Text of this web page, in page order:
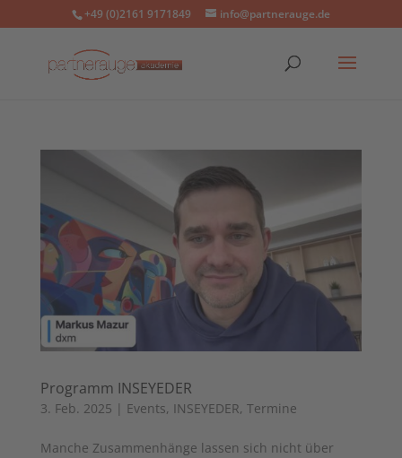
+49 (0)2161 9171849 info@partnerauge.de
Programm INSEYEDER
3. Feb. 2025 | Events, INSEYEDER, Termine
Manche Zusammenhänge lassen sich nicht über